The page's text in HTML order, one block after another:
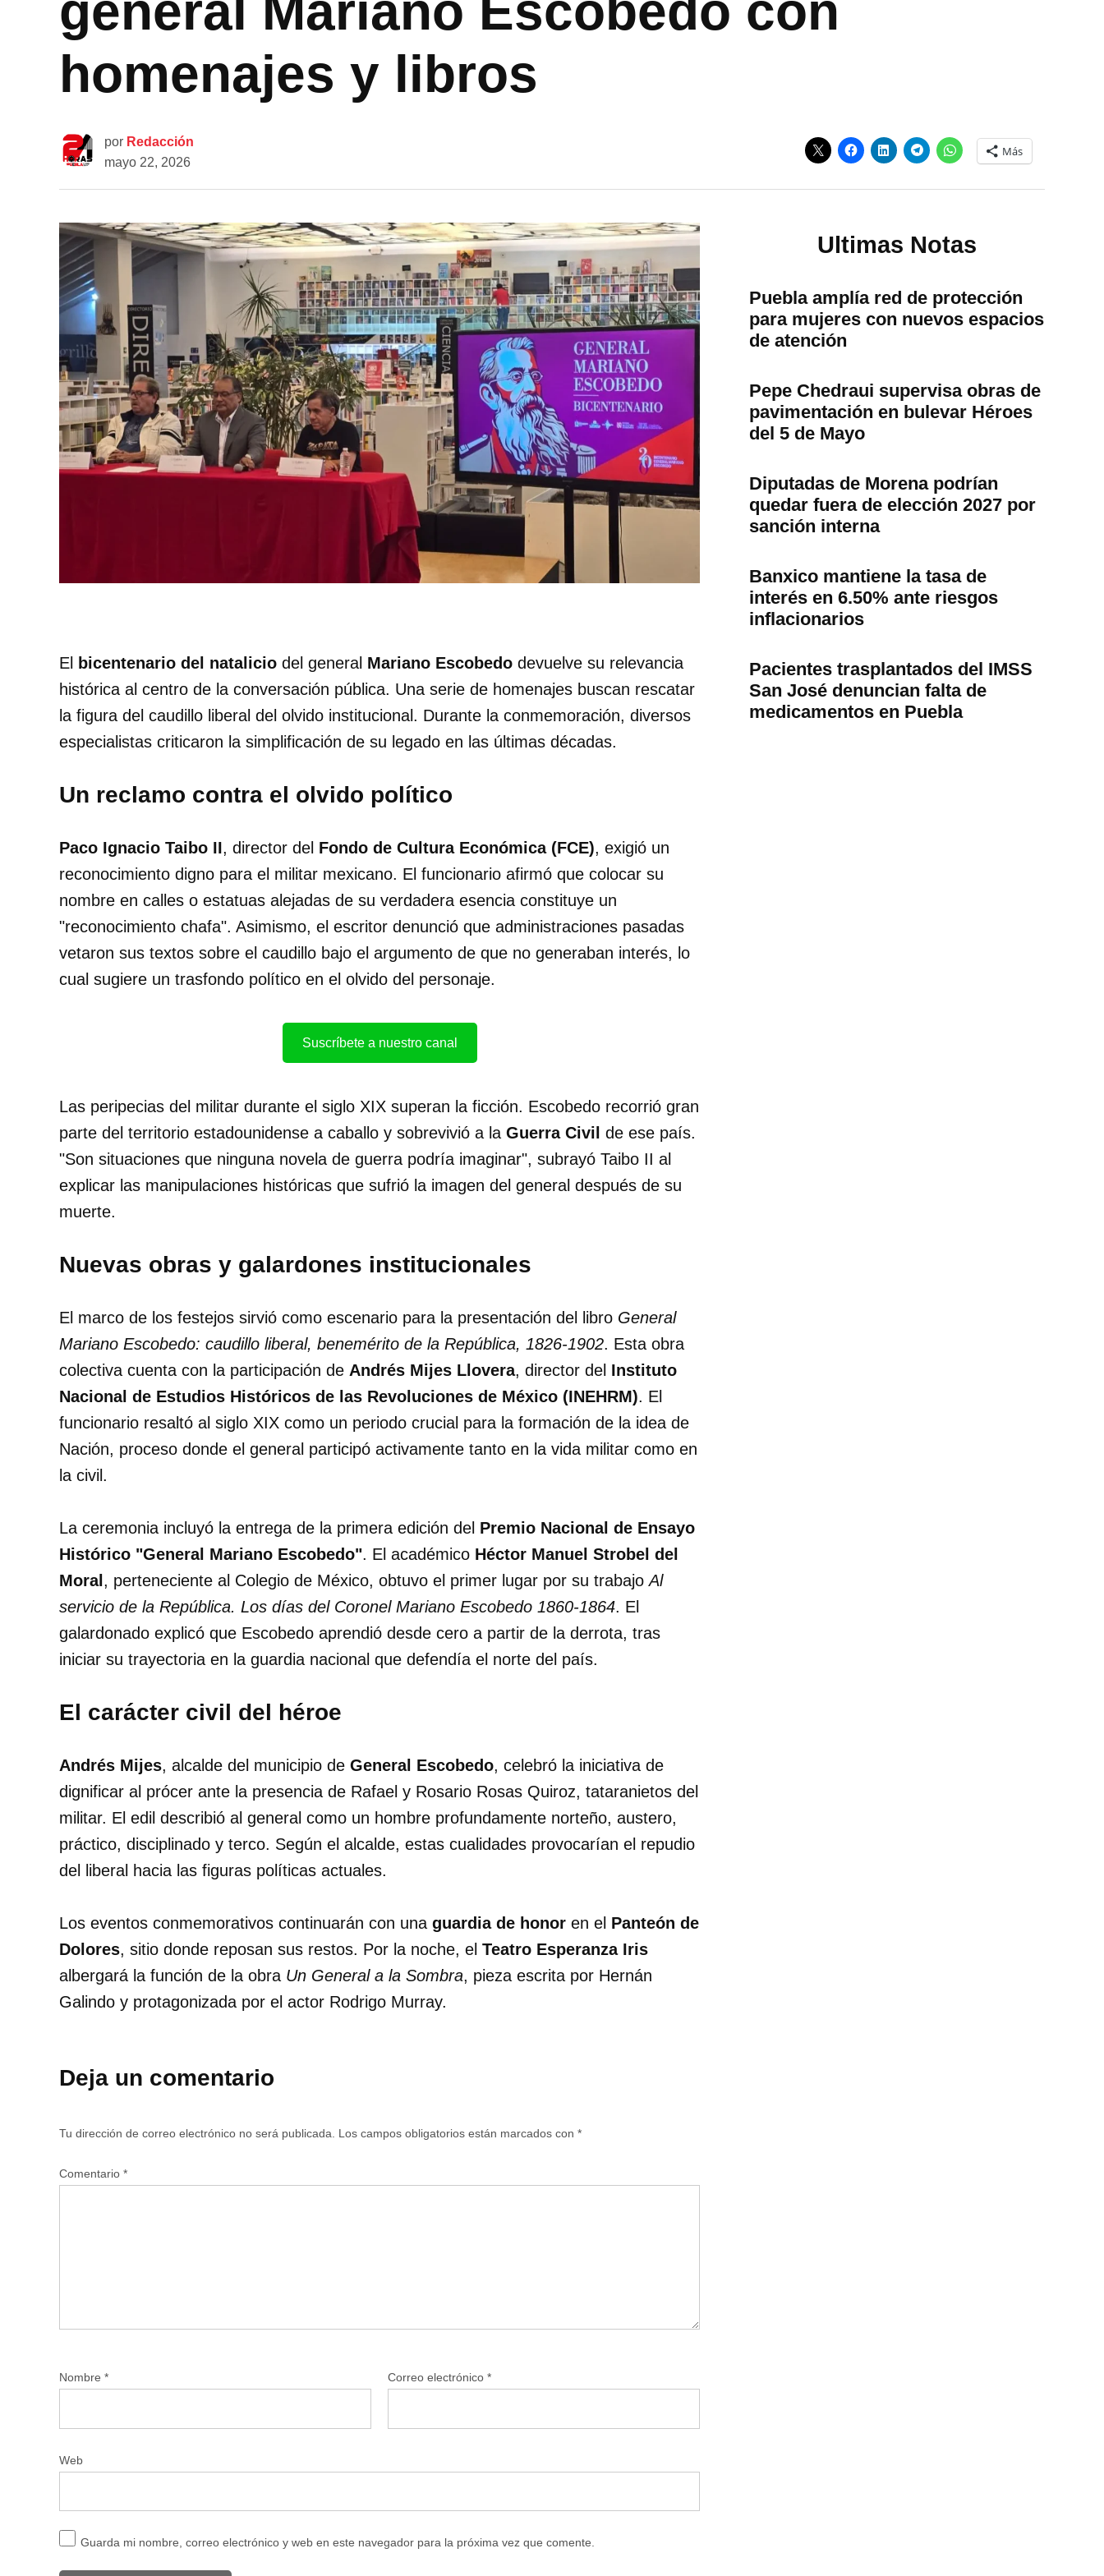
homenajes y libros
por Redacción
mayo 22, 2026
Más
El bicentenario del natalicio del general Mariano Escobedo devuelve su relevancia
histórica al centro de la conversación pública. Una serie de homenajes buscan rescatar
la figura del caudillo liberal del olvido institucional. Durante la conmemoración, diversos
especialistas criticaron la simplificación de su legado en las últimas décadas.
Un reclamo contra el olvido político
Paco Ignacio Taibo II, director del Fondo de Cultura Económica (FCE), exigió un
reconocimiento digno para el militar mexicano. El funcionario afirmó que colocar su
nombre en calles o estatuas alejadas de su verdadera esencia constituye un
"reconocimiento chafa". Asimismo, el escritor denunció que administraciones pasadas
vetaron sus textos sobre el caudillo bajo el argumento de que no generaban interés, lo
cual sugiere un trasfondo político en el olvido del personaje.
Suscríbete a nuestro canal
Las peripecias del militar durante el siglo XIX superan la ficción. Escobedo recorrió gran
parte del territorio estadounidense a caballo y sobrevivió a la Guerra Civil de ese país.
"Son situaciones que ninguna novela de guerra podría imaginar", subrayó Taibo II al
explicar las manipulaciones históricas que sufrió la imagen del general después de su
muerte.
Nuevas obras y galardones institucionales
El marco de los festejos sirvió como escenario para la presentación del libro General
Mariano Escobedo: caudillo liberal, benemérito de la República, 1826-1902. Esta obra
colectiva cuenta con la participación de Andrés Mijes Llovera, director del Instituto
Nacional de Estudios Históricos de las Revoluciones de México (INEHRM). El
funcionario resaltó al siglo XIX como un periodo crucial para la formación de la idea de
Nación, proceso donde el general participó activamente tanto en la vida militar como en
la civil.
La ceremonia incluyó la entrega de la primera edición del Premio Nacional de Ensayo
Histórico "General Mariano Escobedo". El académico Héctor Manuel Strobel del
Moral , perteneciente al Colegio de México, obtuvo el primer lugar por su trabajoAl
servicio de la República. Los días del Coronel Mariano Escobedo 1860-1864. El
galardonado explicó que Escobedo aprendió desde cero a partir de la derrota, tras
iniciar su trayectoria en la guardia nacional que defendía el norte del país.
El carácter civil del héroe
Andrés Mijes, alcalde del municipio de General Escobedo, celebró la iniciativa de
dignificar al prócer ante la presencia de Rafael y Rosario Rosas Quiroz, tataranietos del
militar. El edil describió al general como un hombre profundamente norteño, austero,
práctico, disciplinado y terco. Según el alcalde, estas cualidades provocarían el repudio
del liberal hacia las figuras políticas actuales.
Los eventos conmemorativos continuarán con una guardia de honor en el Panteón de
Dolores, sitio donde reposan sus restos. Por la noche, el Teatro Esperanza Iris
albergará la función de la obra Un General a la Sombra, pieza escrita por Hernán
Galindo y protagonizada por el actor Rodrigo Murray.
Deja un comentario
Tu dirección de correo electrónico no será publicada. Los campos obligatorios están marcados con *
Comentario *
Nombre * Correo electrónico *
Web
Guarda mi nombre, correo electrónico y web en este navegador para la próxima vez que comente.
Ultimas Notas
Puebla amplía red de protección
para mujeres con nuevos espacios
de atención
Pepe Chedraui supervisa obras de
pavimentación en bulevar Héroes
del 5 de Mayo
Diputadas de Morena podrían
quedar fuera de elección 2027 por
sanción interna
Banxico mantiene la tasa de
interés en 6.50% ante riesgos
inflacionarios
Pacientes trasplantados del IMSS
San José denuncian falta de
medicamentos en Puebla